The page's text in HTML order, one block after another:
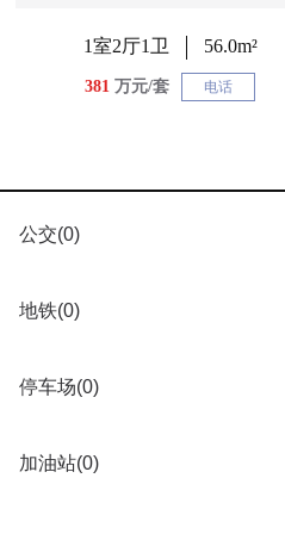
1室2厅1卫 56.0m²
381 万元/套 电话
公交(0)
地铁(0)
停车场(0)
加油站(0)